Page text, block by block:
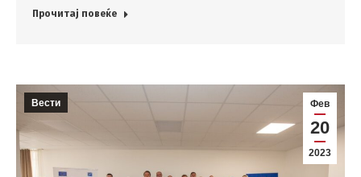
Прочитај повеќе
Фев
20
2023
Вести